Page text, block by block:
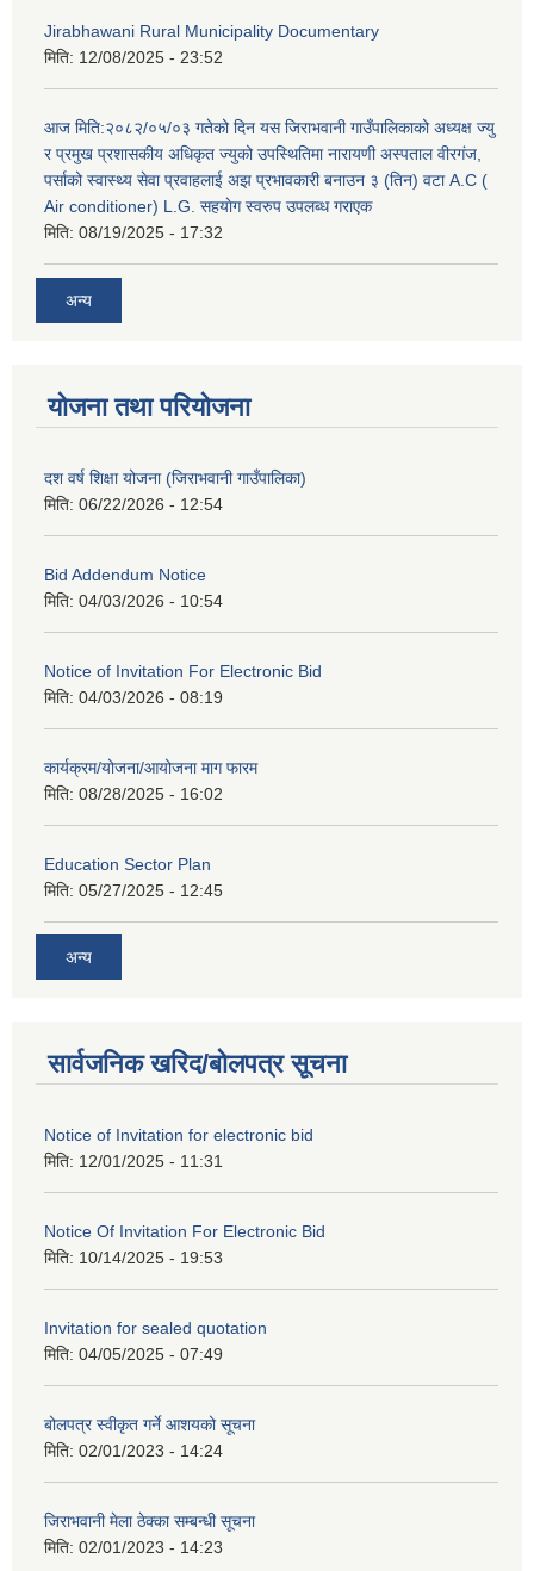
Jirabhawani Rural Municipality Documentary
मिति: 12/08/2025 - 23:52
आज मिति:२०८२/०५/०३ गतेको दिन यस जिराभवानी गाउँपालिकाको अध्यक्ष ज्यु
र प्रमुख प्रशासकीय अधिकृत ज्युको उपस्थितिमा नारायणी अस्पताल वीरगंज,
पर्साको स्वास्थ्य सेवा प्रवाहलाई अझ प्रभावकारी बनाउन ३ (तिन) वटा A.C (
Air conditioner) L.G. सहयाेग स्वरुप उपलब्ध गराएक
मिति: 08/19/2025 - 17:32
अन्य
योजना तथा परियोजना
दश वर्ष शिक्षा योजना (जिराभवानी गाउँपालिका)
मिति: 06/22/2026 - 12:54
Bid Addendum Notice
मिति: 04/03/2026 - 10:54
Notice of Invitation For Electronic Bid
मिति: 04/03/2026 - 08:19
कार्यक्रम/योजना/आयोजना माग फारम
मिति: 08/28/2025 - 16:02
Education Sector Plan
मिति: 05/27/2025 - 12:45
अन्य
सार्वजनिक खरिद/बोलपत्र सूचना
Notice of Invitation for electronic bid
मिति: 12/01/2025 - 11:31
Notice Of Invitation For Electronic Bid
मिति: 10/14/2025 - 19:53
Invitation for sealed quotation
मिति: 04/05/2025 - 07:49
बोलपत्र स्वीकृत गर्ने आशयको सूचना
मिति: 02/01/2023 - 14:24
जिराभवानी मेला ठेक्का सम्बन्धी सूचना
मिति: 02/01/2023 - 14:23